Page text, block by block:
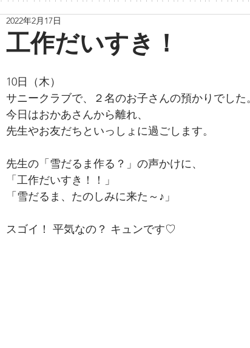
工作だいすき！
2022年2月17日
10日（木）
サニークラブで、２名のお子さんの預かりでした。
今日はおかあさんから離れ、
先生やお友だちといっしょに過ごします。
先生の「雪だるま作る？」の声かけに、
「工作だいすき！！」
「雪だるま、たのしみに来た～♪」
スゴイ！ 平気なの？ キュンです♡